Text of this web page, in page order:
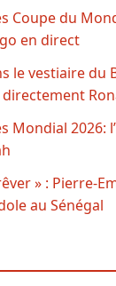
Coupe du
en direct
le vestiaire du
Mondial 2026:
» : Pierre-
au Sénégal